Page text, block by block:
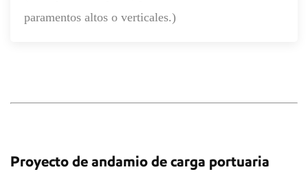
paramentos altos o verticales.)
Proyecto de andamio de carga portuaria